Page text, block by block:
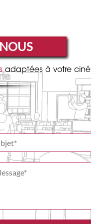
NOUS
adaptées à votre